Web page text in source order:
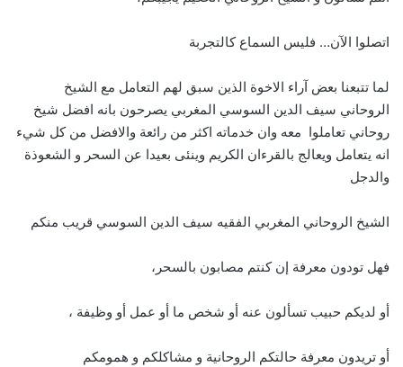
اتصلوا الآن… فليس السماع كالتجربة
لما تتبعنا بعض آراء الاخوة الذين سبق لهم التعامل مع الشيخ
الروحاني سيف الدين السوسي المغربي يصرحون بانه افضل شيخ
روحاني تعاملوا معه وان خدماته اكثر من رائعة والافضل من كل شيء
انه يتعامل ويعالج بالقرءان الكريم وينئى بعيدا عن السحر و الشعوذة
والدجل
الشيخ الروحاني المغربي الفقيه سيف الدين السوسي قريب منكم
فهل تودون معرفة إن كنتم مصابون بالسحر،
أو لديكم حبيب تسألون عنه أو شخص ما أو عمل أو وظيفة ،
أو تريدون معرفة حالتكم الروحانية و مشاكلكم و همومكم